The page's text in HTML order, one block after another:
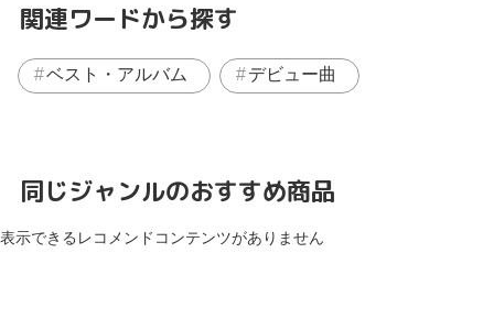
関連ワードから探す
ベスト・アルバム デビュー曲
同じジャンルのおすすめ商品
表示できるレコメンドコンテンツがありません